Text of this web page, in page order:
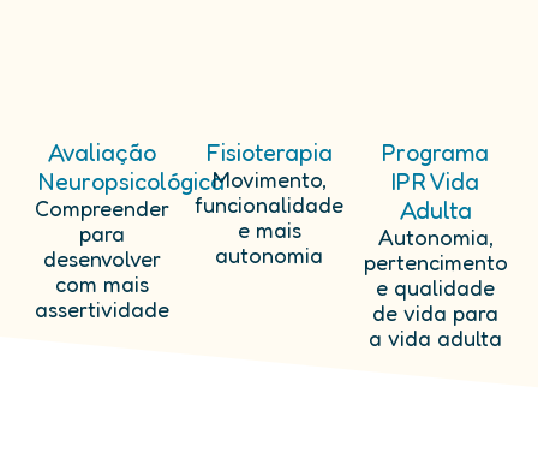
Avaliação
Neuropsicológica
Compreender
para
desenvolver
com mais
assertividade
Fisioterapia
Movimento,
funcionalidade
e mais
autonomia
Programa
IPR Vida
Adulta
Autonomia,
pertencimento
e qualidade
de vida para
a vida adulta